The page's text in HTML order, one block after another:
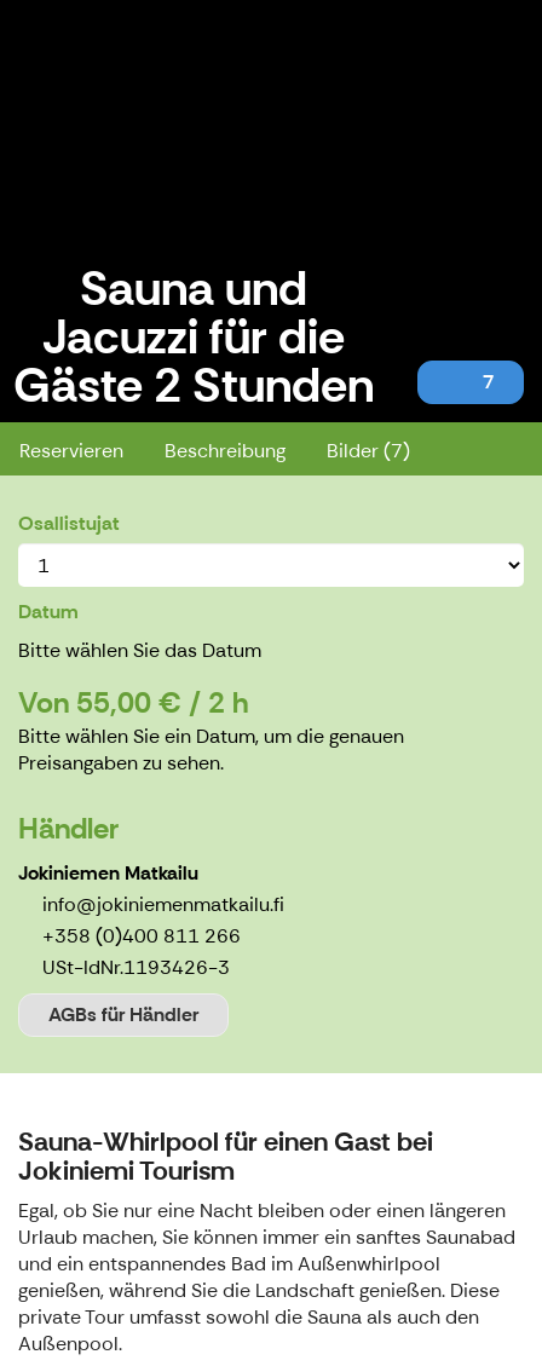
Sauna und
Jacuzzi für die
Gäste 2 Stunden 7Sauna und Jacuzzi für die Gäste 2 Stunden
Reservieren Beschreibung Bilder (7)
Osallistujat
Datum
Bitte wählen Sie das Datum
Von 55,00 € / 2 h
Bitte wählen Sie ein Datum, um die genauen
Preisangaben zu sehen.
Händler
Jokiniemen Matkailu
info@jokiniemenmatkailu.fi
+358 (0)400 811 266
USt-IdNr.1193426-3
AGBs für Händler
Sauna-Whirlpool für einen Gast bei
Jokiniemi Tourism
Egal, ob Sie nur eine Nacht bleiben oder einen längeren
Urlaub machen, Sie können immer ein sanftes Saunabad
und ein entspannendes Bad im Außenwhirlpool
genießen, während Sie die Landschaft genießen. Diese
private Tour umfasst sowohl die Sauna als auch den
Außenpool.